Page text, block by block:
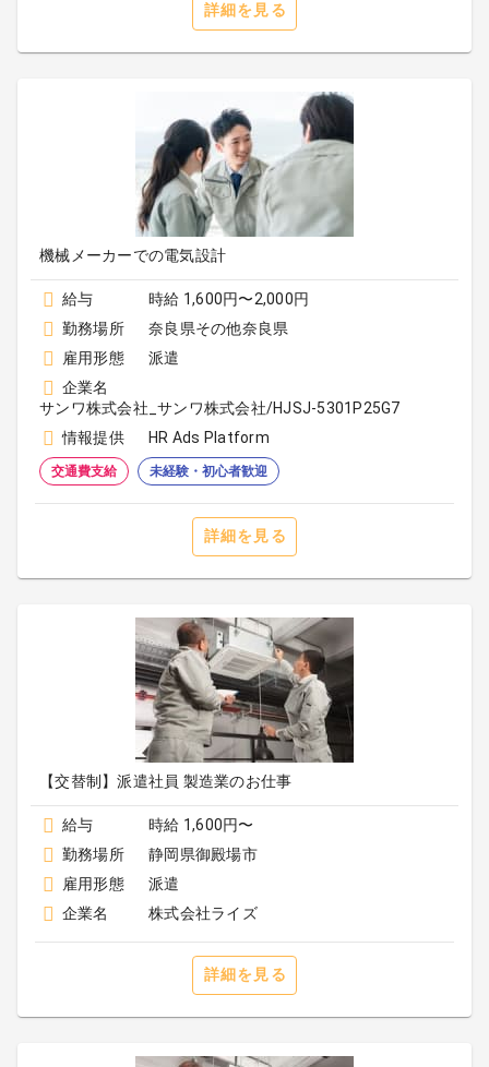
詳細を見る
機械メーカーでの電気設計
給与
時給 1,600円〜2,000円
勤務場所
奈良県その他奈良県
雇用形態
派遣
企業名
サンワ株式会社_サンワ株式会社/HJSJ-5301P25G7
情報提供
HR Ads Platform
交通費支給 未経験・初心者歓迎
詳細を見る
【交替制】派遣社員 製造業のお仕事
給与
時給 1,600円〜
勤務場所
静岡県御殿場市
雇用形態
派遣
企業名
株式会社ライズ
詳細を見る